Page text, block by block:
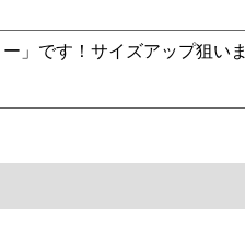
」です！サイズアップ狙いま